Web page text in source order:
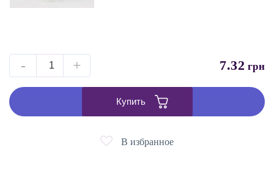
- + 7.32 грн
Купить
В избранное